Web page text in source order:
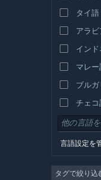
タイ語
アラ
イン
マレー
ブル
チェコ
デンマ
ドイツ
スペイ
言語設定を
タグで絞り込